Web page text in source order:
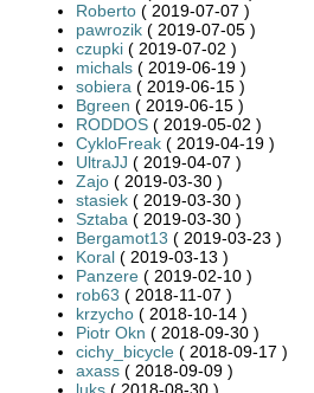
Roberto ( 2019-07-07 )
pawrozik ( 2019-07-05 )
czupki ( 2019-07-02 )
michals ( 2019-06-19 )
sobiera ( 2019-06-15 )
Bgreen ( 2019-06-15 )
RODDOS ( 2019-05-02 )
CykloFreak ( 2019-04-19 )
UltraJJ ( 2019-04-07 )
Zajo ( 2019-03-30 )
stasiek ( 2019-03-30 )
Sztaba ( 2019-03-30 )
Bergamot13 ( 2019-03-23 )
Koral ( 2019-03-13 )
Panzere ( 2019-02-10 )
rob63 ( 2018-11-07 )
krzycho ( 2018-10-14 )
Piotr Okn ( 2018-09-30 )
cichy_bicycle ( 2018-09-17 )
axass ( 2018-09-09 )
luks ( 2018-08-30 )